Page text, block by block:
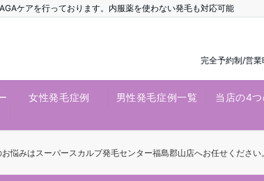
ケアを行っております。内服薬を使わない発毛も対応可能
完全予約制/営
女性発毛症例 男性発毛症例一覧 当店の4
悩みはスーパースカルプ発毛センター福島郡山店へお任せください。